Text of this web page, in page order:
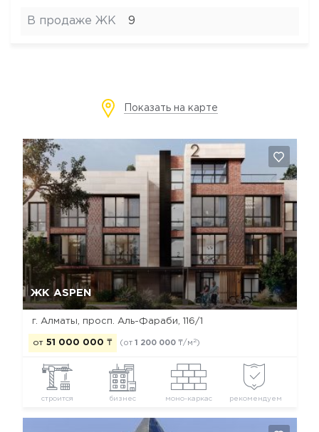
В продаже ЖК 9
Показать на карте
ЖК ASPEN
г. Алматы, просп. Аль-Фараби, 116/1
от 51 000 000 ₸ (от 1 200 000 ₸/м 2)
строится бизнес моно-каркас рекомендуем
Отмена